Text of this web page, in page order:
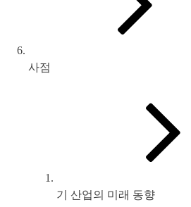
사점
기 산업의 미래 동향